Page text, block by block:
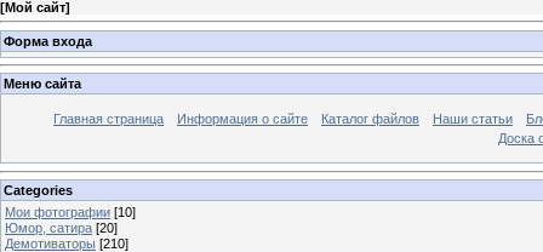
[Мой сайт]
Форма входа
Меню сайта
Главная страница Информация о сайте Каталог файлов Наши статьи
Доска
Categories
Мои фотографии [10]
Юмор, сатира [20]
Демотиваторы [210]